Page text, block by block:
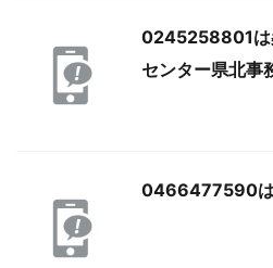
0245258801は
センター県北事
0466477590は